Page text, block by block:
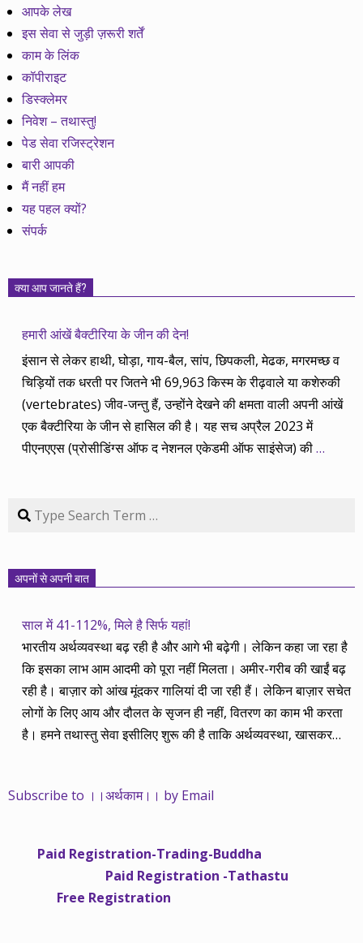
आपके लेख
इस सेवा से जुड़ी ज़रूरी शर्तें
काम के लिंक
कॉपीराइट
डिस्क्लेमर
निवेश – तथास्तु!
पेड सेवा रजिस्ट्रेशन
बारी आपकी
मैं नहीं हम
यह पहल क्यों?
संपर्क
क्या आप जानते हैं?
हमारी आंखें बैक्टीरिया के जीन की देन!
इंसान से लेकर हाथी, घोड़ा, गाय-बैल, सांप, छिपकली, मेढक, मगरमच्छ व
चिड़ियों तक धरती पर जितने भी 69,963 किस्म के रीढ़वाले या कशेरुकी
(vertebrates) जीव-जन्तु हैं, उन्होंने देखने की क्षमता वाली अपनी आंखें
एक बैक्टीरिया के जीन से हासिल की है। यह सच अप्रैल 2023 में
पीएनएएस (प्रोसीडिंग्स ऑफ द नेशनल एकेडमी ऑफ साइंसेज) की…
Search
अपनों से अपनी बात
साल में 41-112%, मिले है सिर्फ यहां!
भारतीय अर्थव्यवस्था बढ़ रही है और आगे भी बढ़ेगी। लेकिन कहा जा रहा है
कि इसका लाभ आम आदमी को पूरा नहीं मिलता। अमीर-गरीब की खाईं बढ़
रही है। बाज़ार को आंख मूंदकर गालियां दी जा रही हैं। लेकिन बाज़ार सचेत
लोगों के लिए आय और दौलत के सृजन ही नहीं, वितरण का काम भी करता
है। हमने तथास्तु सेवा इसीलिए शुरू की है ताकि अर्थव्यवस्था, खासकर
महंगाई की दर 10 प्रतिशत से ऊपर रहती है। वे भागकर जाते हैं सोने और
नहीं आती। खुद उनके कितने काम आएगी, यह भी पक्का नहीं। जो पिछले
साढ़े चार सालों से अर्थकाम से जुड़े हैं, वे हमारी ईमानदारी और सत्यनिष्ठा से
भलीभांति वाकिफ हैं। शुरू में हम भी कच्चे थे तो बाज़ार के उस्तादों के जाल
में फंस गए। गलतियां कीं। लेकिन जैसे ही समझ में आया, खटाक से उनसे
Subscribe to ।।अर्थकाम।। by Email
Paid Registration-Trading-Buddha
Paid Registration -Tathastu
Free Registration